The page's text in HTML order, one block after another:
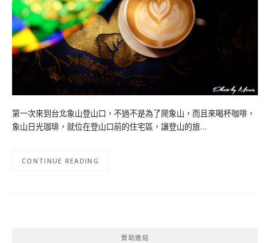
第一次來到台北象山登山口，不過不是為了爬象山，而且來喝杯咖啡，
象山日光珈琲，就位在登山口前的住宅區，讓登山的旅…
CONTINUE READING
贊助連結